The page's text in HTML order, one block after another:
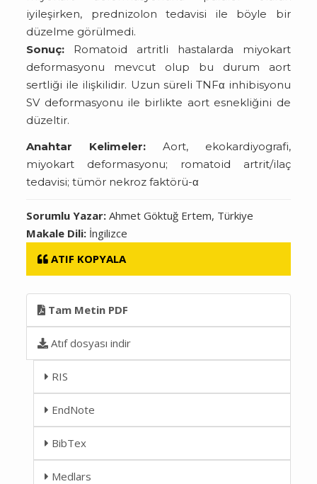
iyileşirken, prednizolon tedavisi ile böyle bir
düzelme görülmedi.
Sonuç: Romatoid artritli hastalarda miyokart
deformasyonu mevcut olup bu durum aort
sertliği ile ilişkilidir. Uzun süreli TNFα inhibisyonu
SV deformasyonu ile birlikte aort esnekliğini de
düzeltir.
Anahtar Kelimeler: Aort, ekokardiyografi,
miyokart deformasyonu; romatoid artrit/ilaç
tedavisi; tümör nekroz faktörü-α
Sorumlu Yazar:Ahmet Göktuğ Ertem, Türkiye
Makale Dili: İngilizce
ATIF KOPYALA
Tam Metin PDF
Atıf dosyası indir
RIS
EndNote
BibTex
Medlars